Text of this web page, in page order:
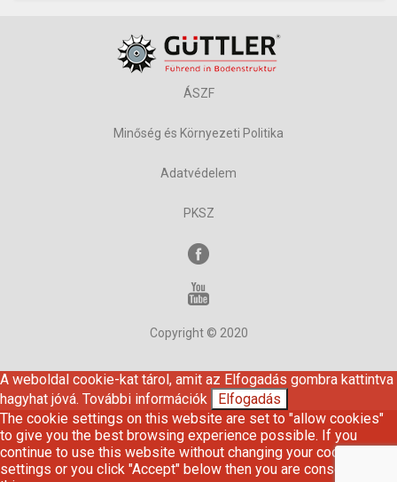
ÁSZF
Minőség és Környezeti Politika
Adatvédelem
PKSZ
Copyright © 2020
A weboldal cookie-kat tárol, amit az Elfogadás gombra kattintva
hagyhat jóvá. További információk
Elfogadás
The cookie settings on this website are set to "allow cookies"
to give you the best browsing experience possible. If you
continue to use this website without changing your cookie
settings or you click "Accept" below then you are consenting to